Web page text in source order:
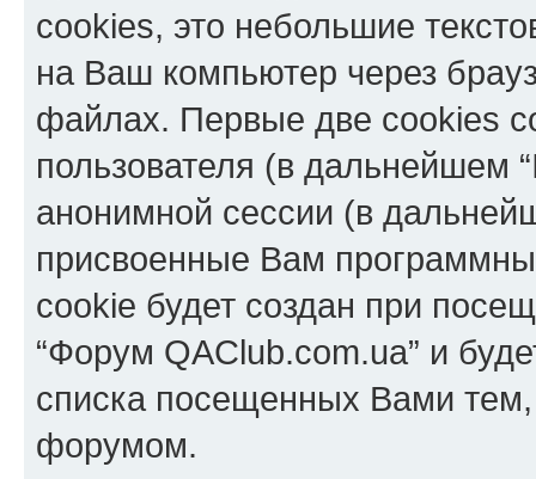
cookies, это небольшие
на Ваш компьютер через
файлах. Первые две cookies
пользователя (в дальнейшем
анонимной сессии (в
присвоенные Вам
cookie будет создан при
“Форум QAClub.com.ua” и
списка посещенных Вами
форумом.